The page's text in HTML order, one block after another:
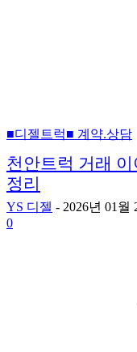
■디젤트럭■ 계약.상담
천안트럭 거래
정리
YS 디젤 - 2026년 01월
0